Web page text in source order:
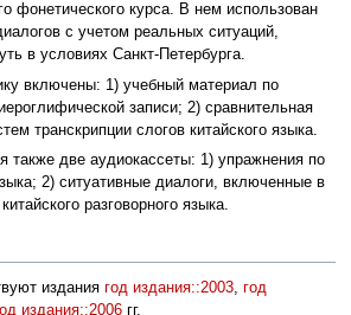
фонетического курса. В нем использован
с учетом реальных ситуаций,
в условиях Санкт-Петербурга.
включены: 1) учебный материал по
записи; 2) сравнительная
транскрипции слогов китайского языка.
также две аудиокассеты: 1) упражнения по
2) ситуативные диалоги, включенные в
разговорного языка.
изданиягод издания::2003 ,год
издания::2006 гг.